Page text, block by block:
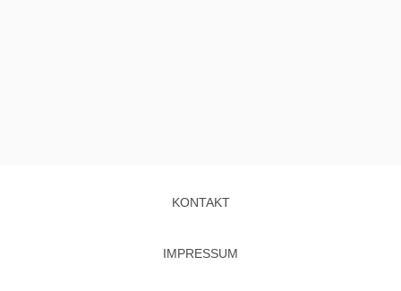
KONTAKT
IMPRESSUM